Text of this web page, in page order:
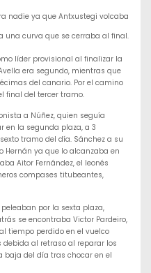
nadie ya que Antxustegi volcaba
una curva que se cerraba al final.
líder provisional al finalizar la
era segundo, mientras que
del canario. Por el camino
final del tercer tramo.
a Núñez, quien seguía
en la segunda plaza, a 3
tramo del día. Sánchez a su
Hernán ya que lo alcanzaba en
Aitor Fernández, el leonés
compases titubeantes,
por la sexta plaza,
se encontraba Victor Pardeiro,
tiempo perdido en el vuelco
al retraso al reparar los
baja del día tras chocar en el